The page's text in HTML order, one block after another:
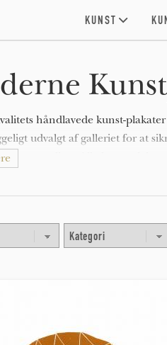
KUNST
håndlavede kunst-
udvalgt af galleriet for at
plakater online. Alle kunst-